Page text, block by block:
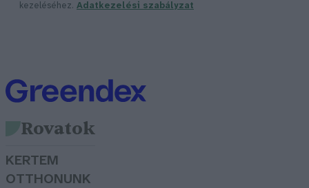
kezeléséhez. Adatkezelési szabályzat
Rovatok
KERTEM
OTTHONUNK